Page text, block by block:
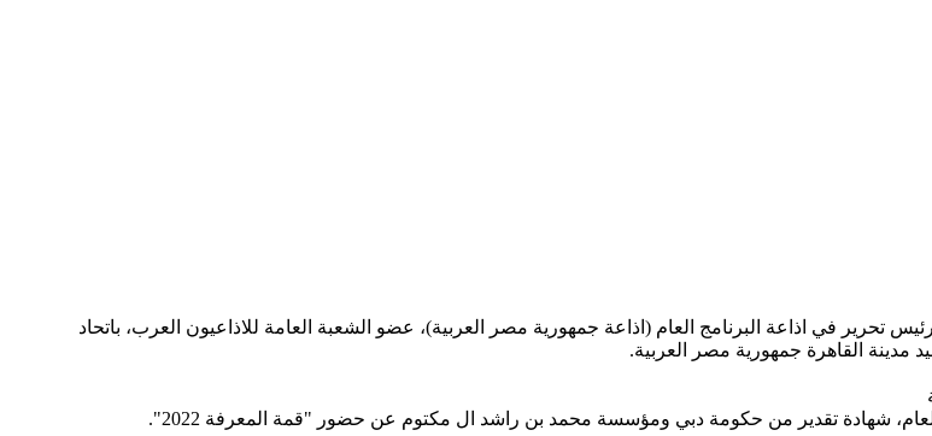
في اذاعة البرنامج العام (اذاعة جمهورية مصر العربية)، عضو الشعبة العامة للاذاعيون العرب، باتحاد
مدينة القاهرة جمهورية مصر العربية.